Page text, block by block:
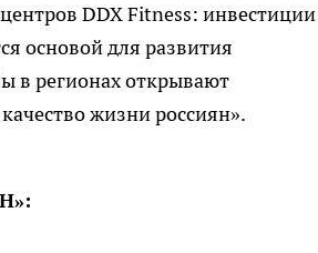
DDX Fitness: инвестиции
основой для развития
в регионах открывают
жизни россиян».